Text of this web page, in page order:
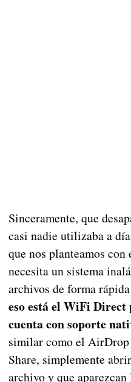
Sinceramente, que
casi nadie utilizaba a
que nos planteamos
necesita un sistema
archivos de forma
eso está el WiFi Direct
cuenta con soporte
similar como el
Share, simplemente
archivo y que